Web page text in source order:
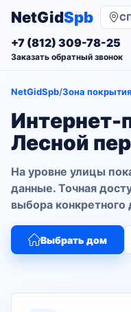
NetGidSpb
+7 (812) 309-78-25
Заказать обратный звонок
NetGidSpb/Зона покрытия
Интернет-
Лесной пер
На уровне улицы
данные. Точная
выбора конкретного
Выбрать дом